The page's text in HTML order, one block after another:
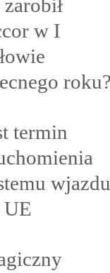
w I
termin
wjazdu
UE